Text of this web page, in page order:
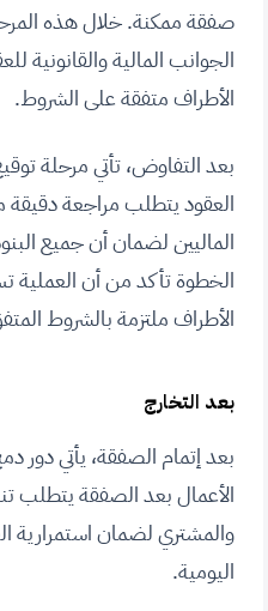
صفقة ممكنة. خلال هذه
الجوانب المالية والقانونية
الأطراف متفقة على الشروط.
بعد التفاوض، تأتي مرحلة
العقود يتطلب مراجعة
الماليين لضمان أن جميع
الخطوة تأكد من أن العملية
الأطراف ملتزمة بالشروط
بعد التخارج
بعد إتمام الصفقة، يأتي دور
الأعمال بعد الصفقة يتطلب
والمشتري لضمان استمرارية
اليومية.